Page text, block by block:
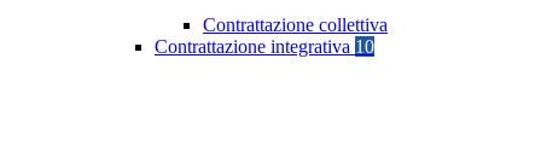
Contrattazione collettiva
Contrattazione integrativa 10